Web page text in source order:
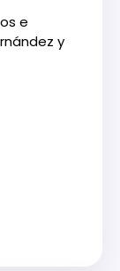
e
y